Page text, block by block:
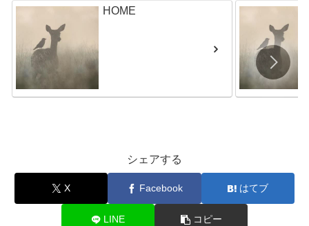
HOME
シェアする
X Facebook はてブ
LINE コピー